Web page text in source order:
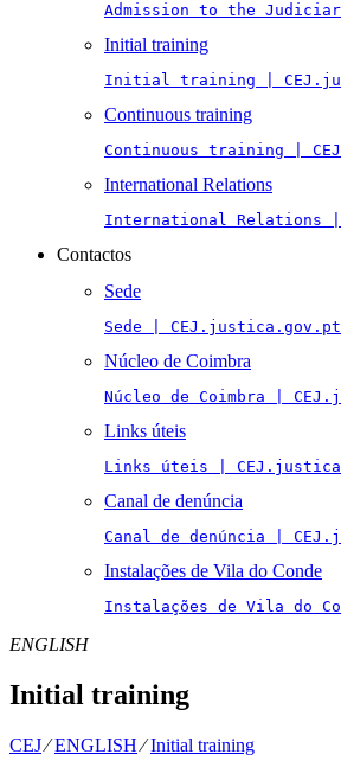
Admission to the
Initial training
Initial training |
Continuous training
Continuous training |
International Relations
International Relations
Contactos
Sede
Sede | CEJ.justica.gov.pt
Núcleo de Coimbra
Núcleo de Coimbra |
Links úteis
Links úteis |
Canal de denúncia
Canal de denúncia |
Instalações de Vila do Conde
Instalações de Vila do
ENGLISH
Initial training
CEJ⁄ENGLISH⁄Initial training